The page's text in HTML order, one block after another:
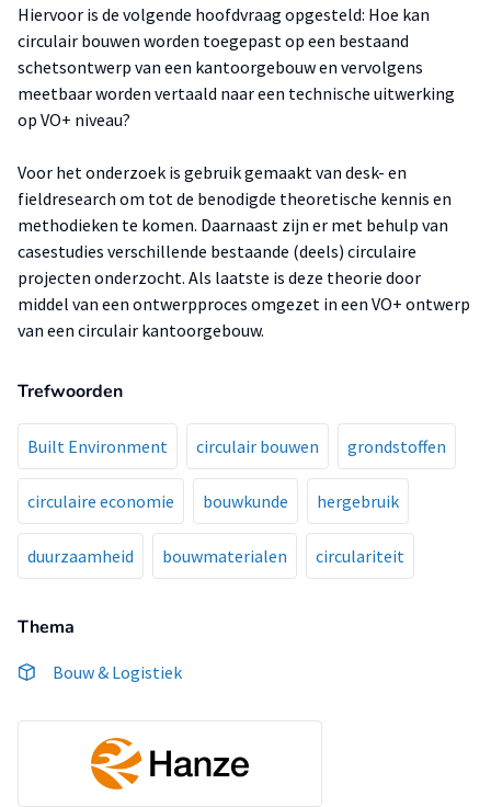
Hiervoor is de volgende hoofdvraag opgesteld: Hoe kan
circulair bouwen worden toegepast op een bestaand
schetsontwerp van een kantoorgebouw en vervolgens
meetbaar worden vertaald naar een technische uitwerking
op VO+ niveau?
Voor het onderzoek is gebruik gemaakt van desk- en
fieldresearch om tot de benodigde theoretische kennis en
methodieken te komen. Daarnaast zijn er met behulp van
casestudies verschillende bestaande (deels) circulaire
projecten onderzocht. Als laatste is deze theorie door
middel van een ontwerpproces omgezet in een VO+ ontwerp
van een circulair kantoorgebouw.
Trefwoorden
Built Environment circulair bouwen grondstoffen
circulaire economie bouwkunde hergebruik
duurzaamheid bouwmaterialen circulariteit
Thema
Bouw & Logistiek